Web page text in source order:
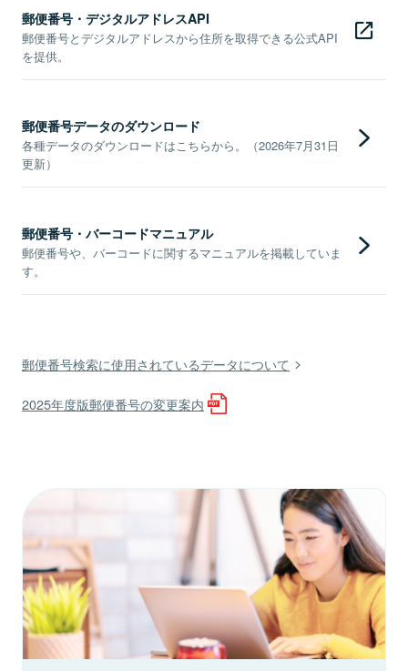
郵便番号・デジタルアドレスAPI
郵便番号とデジタルアドレスから住所を取得できる公式API
を提供。
郵便番号データのダウンロード
各種データのダウンロードはこちらから。（2026年7月31日
更新）
郵便番号・バーコードマニュアル
郵便番号や、バーコードに関するマニュアルを掲載していま
す。
郵便番号検索に使用されているデータについて
2025年度版郵便番号の変更案内